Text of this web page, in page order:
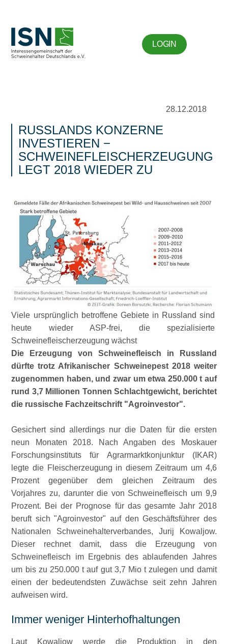
LOGIN
28.12.2018
RUSSLANDS KONZERNE
INVESTIEREN −
SCHWEINEFLEISCHERZEUGUNG
LEGT 2018 WIEDER ZU
Viele ursprünglich betroffene Gebiete in Russland sind
heute wieder ASP-frei, die spezialisierte
Schweinefleischerzeugung wächst
Die Erzeugung von Schweinefleisch in Russland
dürfte trotz Afrikanischer Schweinepest 2018 weiter
zugenommen haben, und zwar um etwa 250.000 t auf
rund 3,7 Millionen Tonnen Schlachtgewicht, berichtet
die russische Fachzeitschrift
Agroinvestor .
Gesichert sind allerdings nur die Daten für die ersten
neun Monaten 2018. Nach Angaben des Moskauer
Forschungsinstituts für Agrarmarktkonjunktur (IKAR)
legte die Fleischerzeugung in diesem Zeitraum um 4,6
Prozent gegenüber dem gleichen Zeitraum des
Vorjahres zu, darunter die von Schweinefleisch um 9,9
Prozent. Bei der Prognose für das gesamte Jahr 2018
beruft sich Agroinvestor
auf den Geschäftsführer des
Nationalen Schweinehalterverbandes, Jurij Kowaljow.
Dieser rechnet damit, dass die Erzeugung von
Schweinefleisch im Ergebnis des ablaufenden Jahres
um bis zu 250.000 t auf gut 3,7 Mio t zulegen und damit
einen der bedeutendsten Zuwächse seit zehn Jahren
aufweisen wird.
Immer weniger Hinterhofhaltungen
Laut Kowaljow werde die Produktion in den